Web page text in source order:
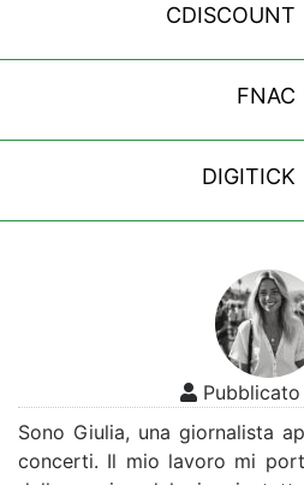
CDISCOUNT
FNAC
DIGITICK
Pubblicato
Sono Giulia, una giornalista
concerti. Il mio lavoro mi